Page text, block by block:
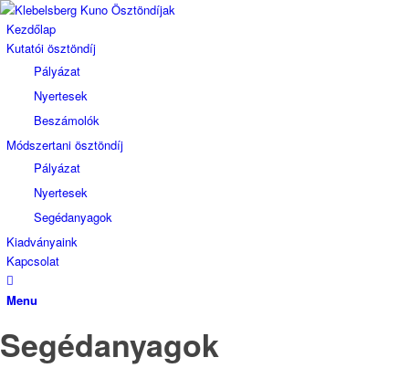
Kezdőlap
Kutatói ösztöndíj
Pályázat
Nyertesek
Beszámolók
Módszertani ösztöndíj
Pályázat
Nyertesek
Segédanyagok
Kiadványaink
Kapcsolat
Menu
Segédanyagok